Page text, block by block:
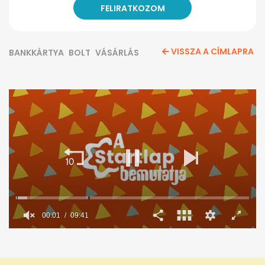
BANKKÁRTYA BOLT VÁSÁRLÁS VISSZA A CÍMLAPRA
9
00:02 09:41